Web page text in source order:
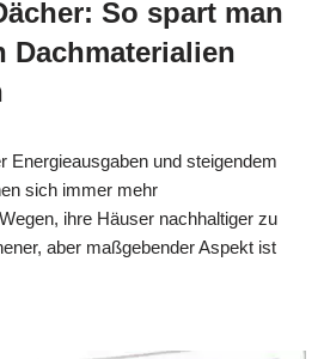
So spart man
Dachmaterialien
Energieausgaben und steigendem
sich immer mehr
ihre Häuser nachhaltiger zu
aber maßgebender Aspekt ist